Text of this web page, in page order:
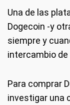
Una de las
Dogecoin -y
siempre y
intercambio de
Para comprar
investigar una